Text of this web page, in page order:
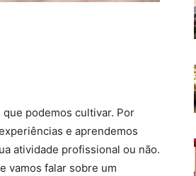
podemos cultivar. Por
e aprendemos
atividade profissional ou não.
vamos falar sobre um